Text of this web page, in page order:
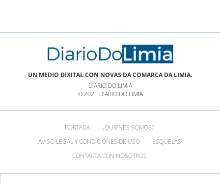
UN MEDIO DIXITAL CON NOVAS DA COMARCA DA LIMIA.
DIARIO DO LIMIA
© 2021 DIARIO DO LIMIA
PORTADA
¿QUIÉNES SOMOS?
AVISO LEGAL Y CONDICIÓNES DE USO
ESQUELAS
CONTACTA CON NOSOTROS